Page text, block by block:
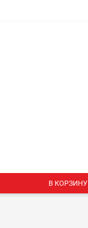
В КОРЗИНУ